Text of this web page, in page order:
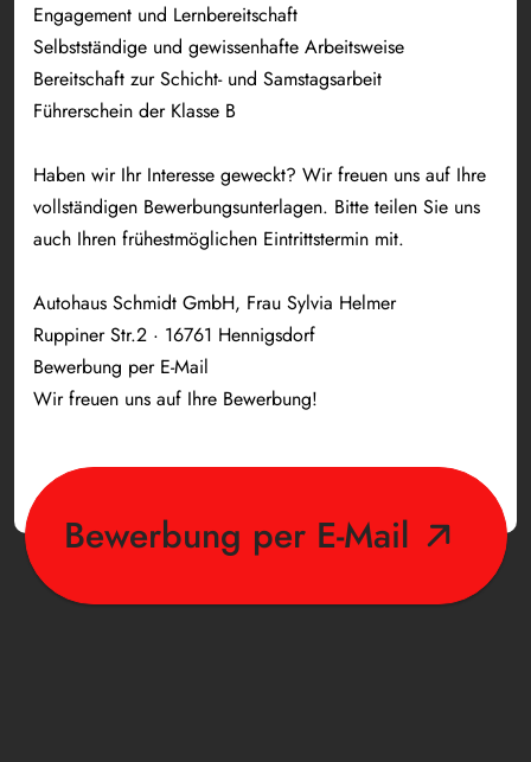
Engagement und Lernbereitschaft
Selbstständige und gewissenhafte Arbeitsweise
Bereitschaft zur Schicht- und Samstagsarbeit
Führerschein der Klasse B
Haben wir Ihr Interesse geweckt? Wir freuen uns auf Ihre
vollständigen Bewerbungsunterlagen. Bitte teilen Sie uns
auch Ihren frühestmöglichen Eintrittstermin mit.
Autohaus Schmidt GmbH, Frau Sylvia Helmer
Ruppiner Str.2 · 16761 Hennigsdorf
Bewerbung per E-Mail
Wir freuen uns auf Ihre Bewerbung!
Bewerbung per E-Mail